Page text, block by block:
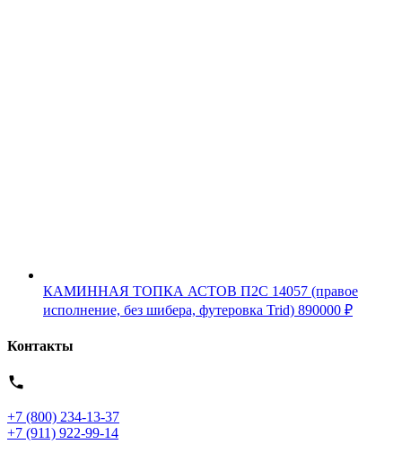
КАМИННАЯ ТОПКА АСТОВ П2С 14057 (правое
исполнение, без шибера, футеровка Trid) 890000 ₽
Контакты
+7 (800) 234-13-37
+7 (911) 922-99-14